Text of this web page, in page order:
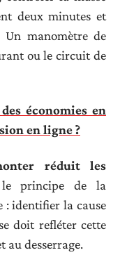
deux minutes et
Un manomètre de
ou le circuit de
économies en
en ligne ?
réduit les
principe de la
: identifier la cause
doit refléter cette
au desserrage.